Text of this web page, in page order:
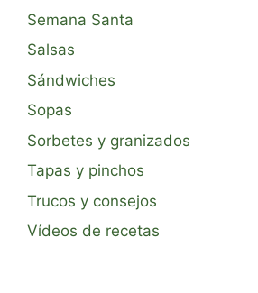
Semana Santa
Salsas
Sándwiches
Sopas
Sorbetes y granizados
Tapas y pinchos
Trucos y consejos
Vídeos de recetas